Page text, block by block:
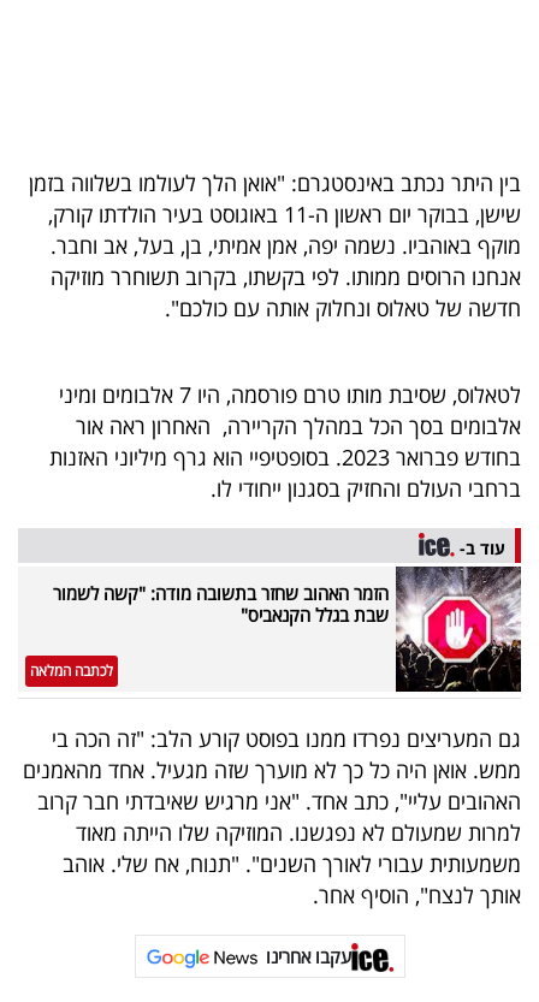
TOP-
5
המילון
הכלכלי
40
UNDER
40
שיתופי
פעולה
דרושים
ניוזלטרים
מייל
בין היתר נכתב באינסטגרם: "אואן הלך לעולמו בשלווה בזמן
שישן, בבוקר יום ראשון ה-11 באוגוסט בעיר הולדתו קורק,
מוקף באוהביו. נשמה יפה, אמן אמיתי, בן, בעל, אב וחבר.
אנחנו הרוסים ממותו. לפי בקשתו, בקרוב תשוחרר מוזיקה
חדשה של טאלוס ונחלוק אותה עם כולכם".
לטאלוס, שסיבת מותו טרם פורסמה, היו 7 אלבומים ומיני
אלבומים בסך הכל במהלך הקריירה, האחרון ראה אור
בחודש פברואר 2023. בסופטיפיי הוא גרף מיליוני האזנות
ברחבי העולם והחזיק בסגנון ייחודי לו.
עוד ב-
הזמר האהוב שחזר בתשובה מודה: "קשה לשמור
שבת בגלל הקנאביס"
לכתבה המלאה
גם המעריצים נפרדו ממנו בפוסט קורע הלב: "זה הכה בי
ממש. אואן היה כל כך לא מוערך שזה מגעיל. אחד מהאמנים
האהובים עליי", כתב אחד. "אני מרגיש שאיבדתי חבר קרוב
למרות שמעולם לא נפגשנו. המוזיקה שלו הייתה מאוד
משמעותית עבורי לאורך השנים". "תנוח, אח שלי. אוהב
אותך לנצח", הוסיף אחר.
עקבו אחרינו